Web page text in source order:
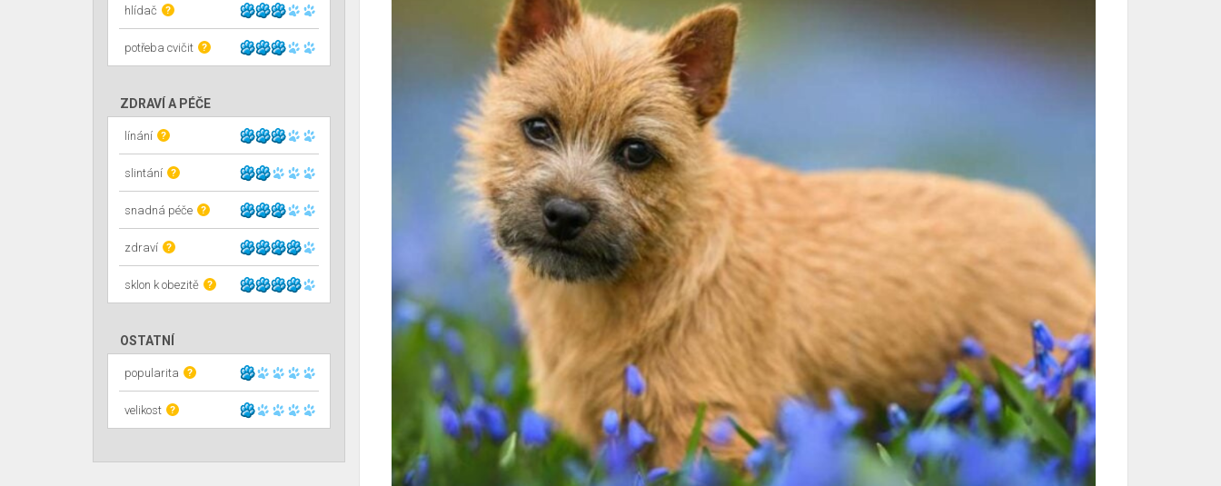
hlídač ?
potřeba cvičit ?
ZDRAVÍ A PÉČE
línání ?
slintání ?
snadná péče ?
zdraví ?
sklon k obezitě ?
OSTATNÍ
popularita ?
velikost ?